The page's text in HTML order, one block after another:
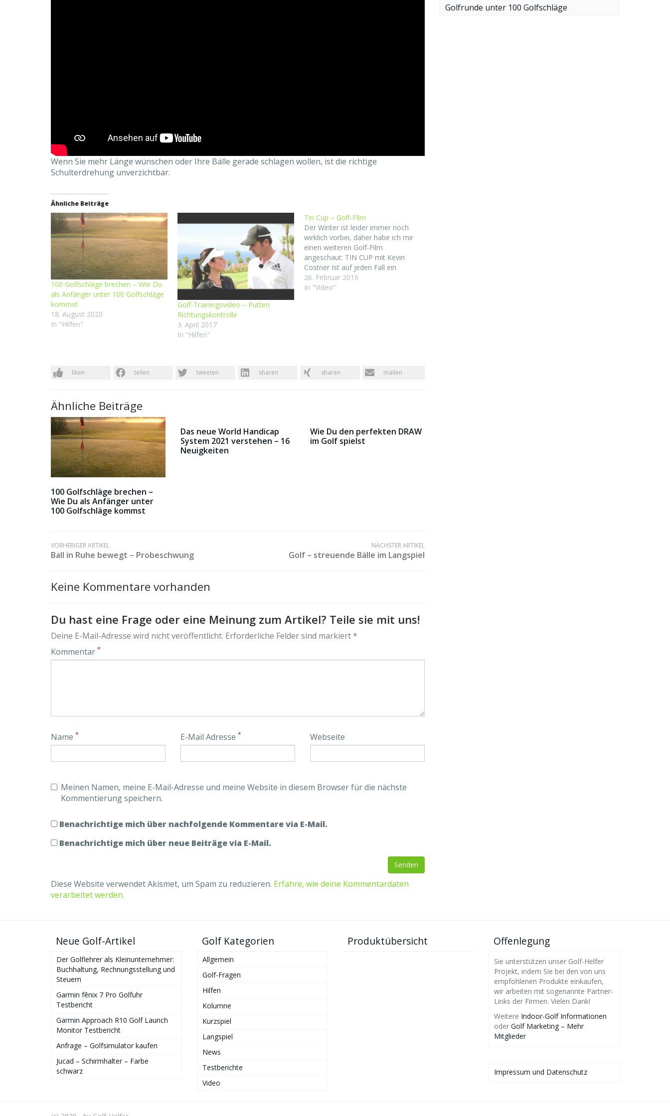
Wenn Sie mehr Länge wünschen oder Ihre Bälle gerade schlagen wollen, ist die richtige
Schulterdrehung unverzichtbar.
Ähnliche Beiträge
100 Golfschläge brechen – Wie Du
als Anfänger unter 100 Golfschläge
kommst
18. August 2020
In "Hilfen"
Golf-Trainingsvideo – Putten
Richtungskontrolle
3. April 2017
In "Hilfen"
Tin Cup – Golf-Film
Der Winter ist leider immer noch
wirklich vorbei, daher habe ich mir
einen weiteren Golf-Film
angeschaut: TIN CUP mit Kevin
Costner Ist auf jeden Fall ein
typischer Golf-Film, Kevin Costner
spielt seine Rolle als Golfer nicht
26. Februar 2016
In "Video"
liken teilen tweeten sharen sharen mailen
Ähnliche Beiträge
100 Golfschläge brechen –
Wie Du als Anfänger unter
100 Golfschläge kommst
Das neue World Handicap
System 2021 verstehen – 16
Neuigkeiten
Wie Du den perfekten DRAW
im Golf spielst
VORHERIGER ARTIKEL
Ball in Ruhe bewegt – Probeschwung
NÄCHSTER ARTIKEL
Golf – streuende Bälle im Langspiel
Keine Kommentare vorhanden
Du hast eine Frage oder eine Meinung zum Artikel? Teile sie mit uns!
Deine E-Mail-Adresse wird nicht veröffentlicht. Erforderliche Felder sind markiert *
Kommentar *
Name * E-Mail Adresse * Webseite
Meinen Namen, meine E-Mail-Adresse und meine Website in diesem Browser für die nächste
Kommentierung speichern.
Benachrichtige mich über nachfolgende Kommentare via E-Mail.
Benachrichtige mich über neue Beiträge via E-Mail.
Diese Website verwendet Akismet, um Spam zu reduzieren. Erfahre, wie deine Kommentardaten
verarbeitet werden.
Golfrunde unter 100 Golfschläge
Neue Golf-Artikel
Der Golflehrer als Kleinunternehmer:
Buchhaltung, Rechnungsstellung und
Steuern
Garmin fēnix 7 Pro Golfuhr
Testbericht
Garmin Approach R10 Golf Launch
Monitor Testbericht
Anfrage – Golfsimulator kaufen
Jucad – Schirmhalter – Farbe
schwarz
Golf Kategorien
Allgemein
Golf-Fragen
Hilfen
Kolumne
Kurzspiel
Langspiel
News
Testberichte
Video
Produktübersicht Offenlegung
Sie unterstützen unser Golf-Helfer
Projekt, indem Sie bei den von uns
empfohlenen Produkte einkaufen,
wir arbeiten mit sogenannte Partner-
Links der Firmen. Vielen Dank!
Weitere Indoor-Golf Informationen
oder Golf Marketing – Mehr
Mitglieder
Impressum und Datenschutz